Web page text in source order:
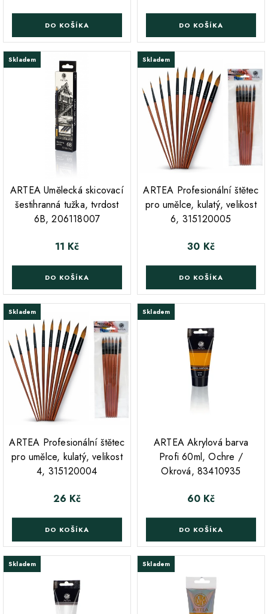
DO KOŠÍKA DO KOŠÍKA
Skladem
ARTEA Umělecká skicovací
šestihranná tužka, tvrdost
6B, 206118007
Cena
11 Kč
DO KOŠÍKA
Skladem
ARTEA Profesionální štětec
pro umělce, kulatý, velikost
6, 315120005
Cena
30 Kč
DO KOŠÍKA
Skladem
ARTEA Profesionální štětec
pro umělce, kulatý, velikost
4, 315120004
Cena
26 Kč
DO KOŠÍKA
Skladem
ARTEA Akrylová barva
Profi 60ml, Ochre /
Okrová, 83410935
Cena
60 Kč
DO KOŠÍKA
Skladem Skladem